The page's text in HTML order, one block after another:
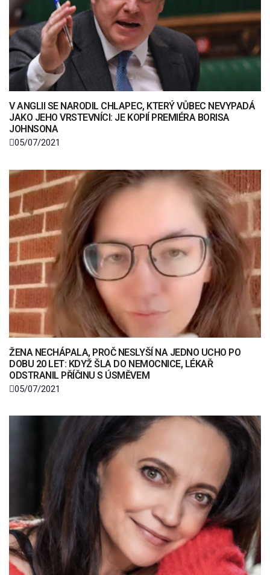
V ANGLII SE NARODIL CHLAPEC, KTERÝ VŮBEC NEVYPADÁ
JAKO JEHO VRSTEVNÍCI: JE KOPIÍ PREMIÉRA BORISA
JOHNSONA
05/07/2021
ŽENA NECHÁPALA, PROČ NESLYŠÍ NA JEDNO UCHO PO
DOBU 20 LET: KDYŽ ŠLA DO NEMOCNICE, LÉKAŘ
ODSTRANIL PŘÍČINU S ÚSMĚVEM
05/07/2021